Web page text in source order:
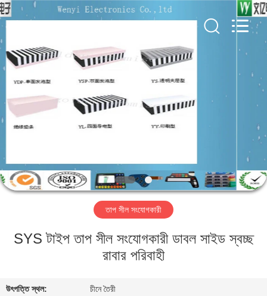
বাড়ি
পণ্য
সম্পর্কে
কারখানা
Jinyuanhang
Electronic
Technology
All
Rights
Reserved.
তাপ সীল সংযোগকারী
SYS টাইপ তাপ সীল সংযোগকারী ডাবল সাইড স্বচ্ছ
রাবার পরিবাহী
উৎপত্তি স্থল: চীনে তৈরী